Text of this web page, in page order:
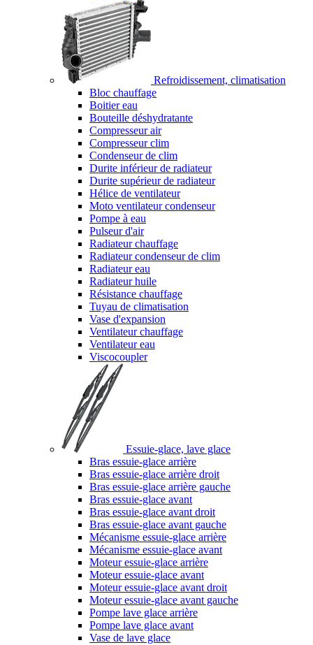
Refroidissement, climatisation
Bloc chauffage
Boitier eau
Bouteille déshydratante
Compresseur air
Compresseur clim
Condenseur de clim
Durite inférieur de radiateur
Durite supérieur de radiateur
Hélice de ventilateur
Moto ventilateur condenseur
Pompe à eau
Pulseur d'air
Radiateur chauffage
Radiateur condenseur de clim
Radiateur eau
Radiateur huile
Résistance chauffage
Tuyau de climatisation
Vase d'expansion
Ventilateur chauffage
Ventilateur eau
Viscocoupler
Essuie-glace, lave glace
Bras essuie-glace arrière
Bras essuie-glace arrière droit
Bras essuie-glace arrière gauche
Bras essuie-glace avant
Bras essuie-glace avant droit
Bras essuie-glace avant gauche
Mécanisme essuie-glace arrière
Mécanisme essuie-glace avant
Moteur essuie-glace arrière
Moteur essuie-glace avant
Moteur essuie-glace avant droit
Moteur essuie-glace avant gauche
Pompe lave glace arrière
Pompe lave glace avant
Vase de lave glace